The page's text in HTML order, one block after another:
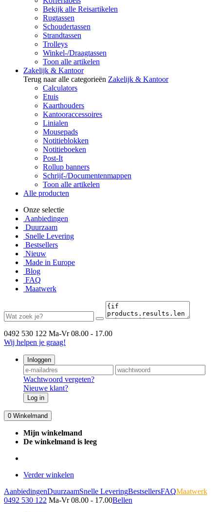
Bekijk alle Reisartikelen
Rugtassen
Schoudertassen
Strandtassen
Trolleys
Winkel-/Draagtassen
Toon alle artikelen
Zakelijk & Kantoor
Terug naar alle categorieën Zakelijk & Kantoor
Calculators
Etuis
Kaarthouders
Kantooraccessoires
Linialen
Mousepads
Notitieblokken
Notitieboeken
Post-It
Rollup banners
Schrijf-/Documentenmappen
Toon alle artikelen
Alle producten
Onze selectie
Aanbiedingen
Duurzaam
Snelle Levering
Bestsellers
Nieuw
Made in Europe
Blog
FAQ
Maatwerk
0492 530 122 Ma-Vr 08.00 - 17.00
Wij helpen je graag!
Inloggen
Wachtwoord vergeten?
Nieuwe klant?
Log in
0 Winkelmand
Mijn winkelmand
De winkelmand is leeg
Verder winkelen
AanbiedingenDuurzaamSnelle LeveringBestsellersFAQMaatwerk
0492 530 122 Ma-Vr 08.00 - 17.00Bellen